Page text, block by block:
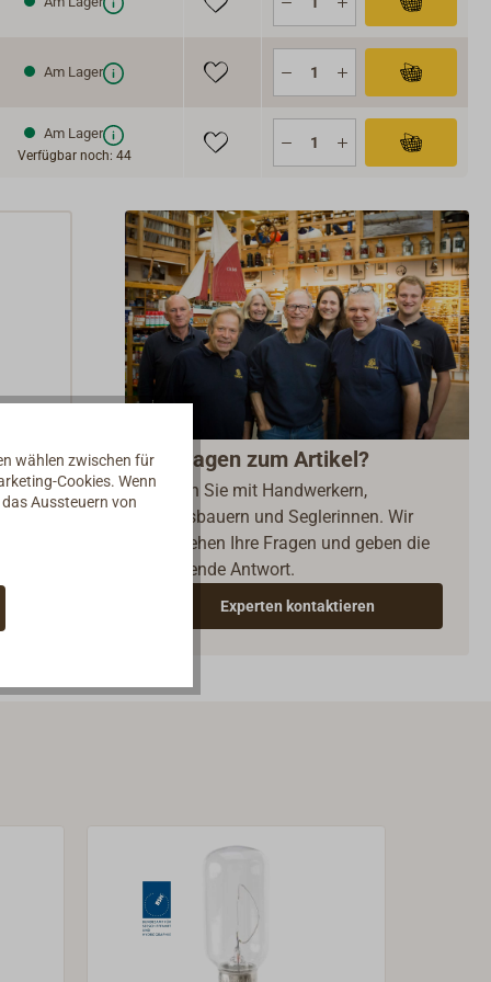
Am Lager
Am Lager
Verfügbar noch: 44
Fragen zum Artikel?
Reden Sie mit Handwerkern,
Bootsbauern und Seglerinnen. Wir
verstehen Ihre Fragen und geben die
passende Antwort.
Experten kontaktieren
wählen zwischen für
Cookies. Wenn
Aussteuern von